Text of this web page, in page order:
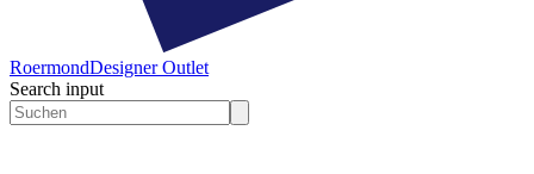
RoermondDesigner Outlet
Search input